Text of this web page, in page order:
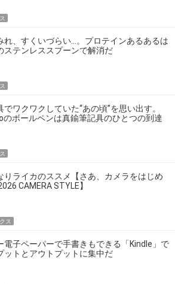
れ、すくいづらい…。プロテインあるあるは
ステンレススプーンで解消だ
でワクワクしていた“あの頃”を思い出す。
のボールペンは真鍮筆記具のひとつの到達
りライカのススメ【さあ、カメラをはじめ
CAMERA STYLE】
ス
電子ペーパーで手書きもできる「Kindle」で
ットとアウトプットに集中だ